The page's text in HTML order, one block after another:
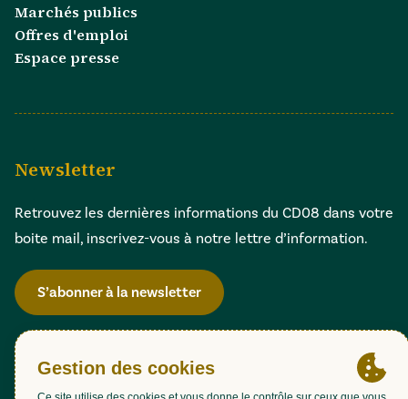
Marchés publics
Offres d'emploi
Espace presse
Newsletter
Retrouvez les dernières informations du CD08 dans votre
boite mail, inscrivez-vous à notre lettre d’information.
S’abonner à la newsletter
Gestion des cookies
Accessibilité : partiellement conforme (98,51%)